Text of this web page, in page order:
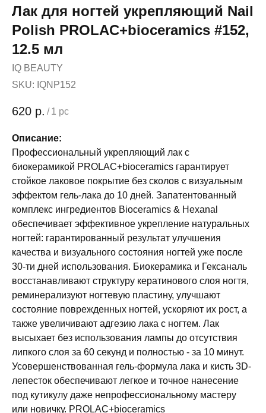
Лак для ногтей укрепляющий Nail
Polish PROLAC+bioceramics #152,
12.5 мл
IQ BEAUTY
SKU: IQNP152
620 р. / 1 pc
Описание:
Профессиональный укрепляющий лак с
биокерамикой PROLAC+bioceramics гарантирует
стойкое лаковое покрытие без сколов с визуальным
эффектом гель-лака до 10 дней. Запатентованный
комплекс ингредиентов Bioceramics & Hexanal
обеспечивает эффективное укрепление натуральных
ногтей: гарантированный результат улучшения
качества и визуального состояния ногтей уже после
30-ти дней использования. Биокерамика и Гексаналь
восстанавливают структуру кератинового слоя ногтя,
реминерализуют ногтевую пластину, улучшают
состояние поврежденных ногтей, ускоряют их рост, а
также увеличивают адгезию лака с ногтем. Лак
высыхает без использования лампы до отсутствия
липкого слоя за 60 секунд и полностью - за 10 минут.
Усовершенствованная гель-формула лака и кисть 3D-
лепесток обеспечивают легкое и точное нанесение
под кутикулу даже непрофессиональному мастеру
или новичку. PROLAC+bioceramics